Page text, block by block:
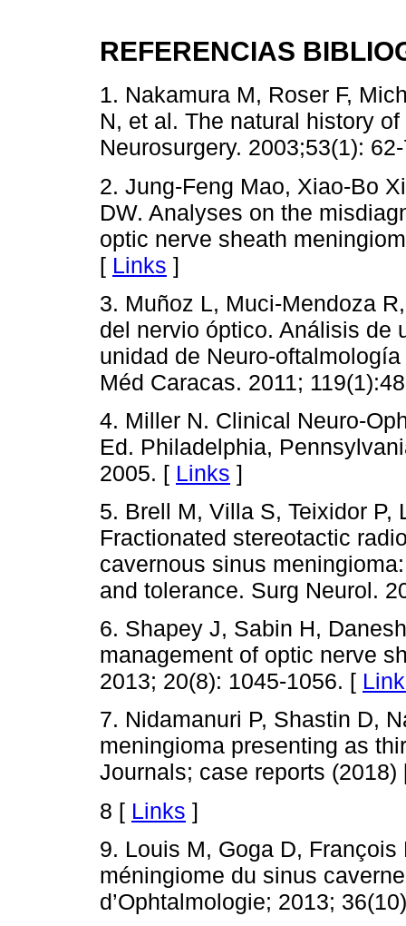
REFERENCIAS
1. Nakamura M, Roser F,
N, et al. The natural history
Neurosurgery. 2003;53(1):
2. Jung-Feng Mao, Xiao-Bo
DW. Analyses on the
optic nerve sheath
[ Links ]
3. Muñoz L, Muci-Mendoza
del nervio óptico. Análisis de
unidad de Neuro-
Méd Caracas. 2011;
4. Miller N. Clinical Neuro-
Ed. Philadelphia,
2005. [ Links ]
5. Brell M, Villa S, Teixidor P,
Fractionated stereotactic
cavernous sinus
and tolerance. Surg Neurol.
6. Shapey J, Sabin H,
management of optic nerve
2013; 20(8): 1045-1056. [
7. Nidamanuri P, Shastin D,
meningioma presenting as
Journals; case reports
8 [ Links ]
9. Louis M, Goga D,
méningiome du sinus
d’Ophtalmologie; 2013;